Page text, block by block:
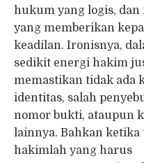
hukum yang logis,
yang memberikan
keadilan. Ironisnya,
sedikit energi hakim
memastikan tidak ada
identitas, salah
nomor bukti, ataupun
lainnya. Bahkan ketika
hakimlah yang harus